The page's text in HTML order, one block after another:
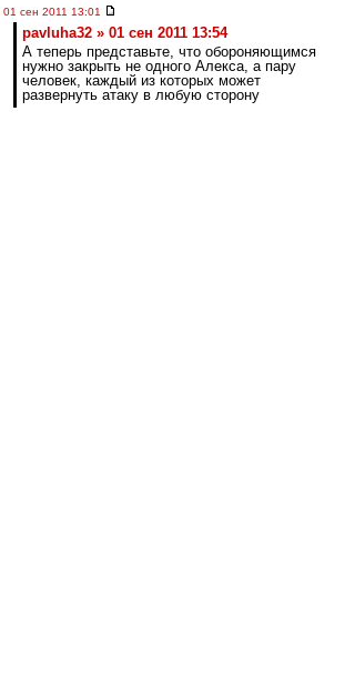
01 сен 2011 13:01
pavluha32 » 01 сен 2011 13:54
А теперь представьте, что обороняющимся
нужно закрыть не одного Алекса, а пару
человек, каждый из которых может
развернуть атаку в любую сторону